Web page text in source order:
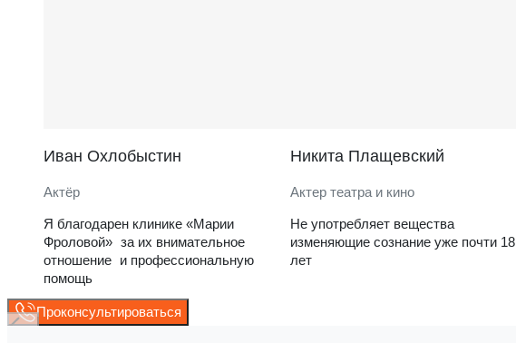
Иван Охлобыстин
Актёр
Я благодарен клинике «Марии
Фроловой» за их внимательное
отношение и профессиональную
помощь
Никита Плащевский
Актер театра и кино
Не употребляет вещества
изменяющие сознание уже почти 18
лет
Проконсультироваться